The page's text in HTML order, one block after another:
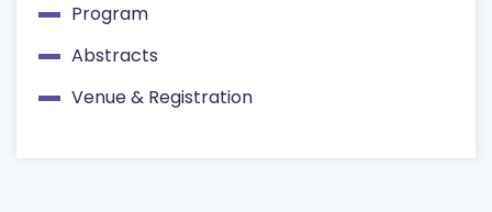
Main
navigation
Program
Abstracts
Venue & Registration